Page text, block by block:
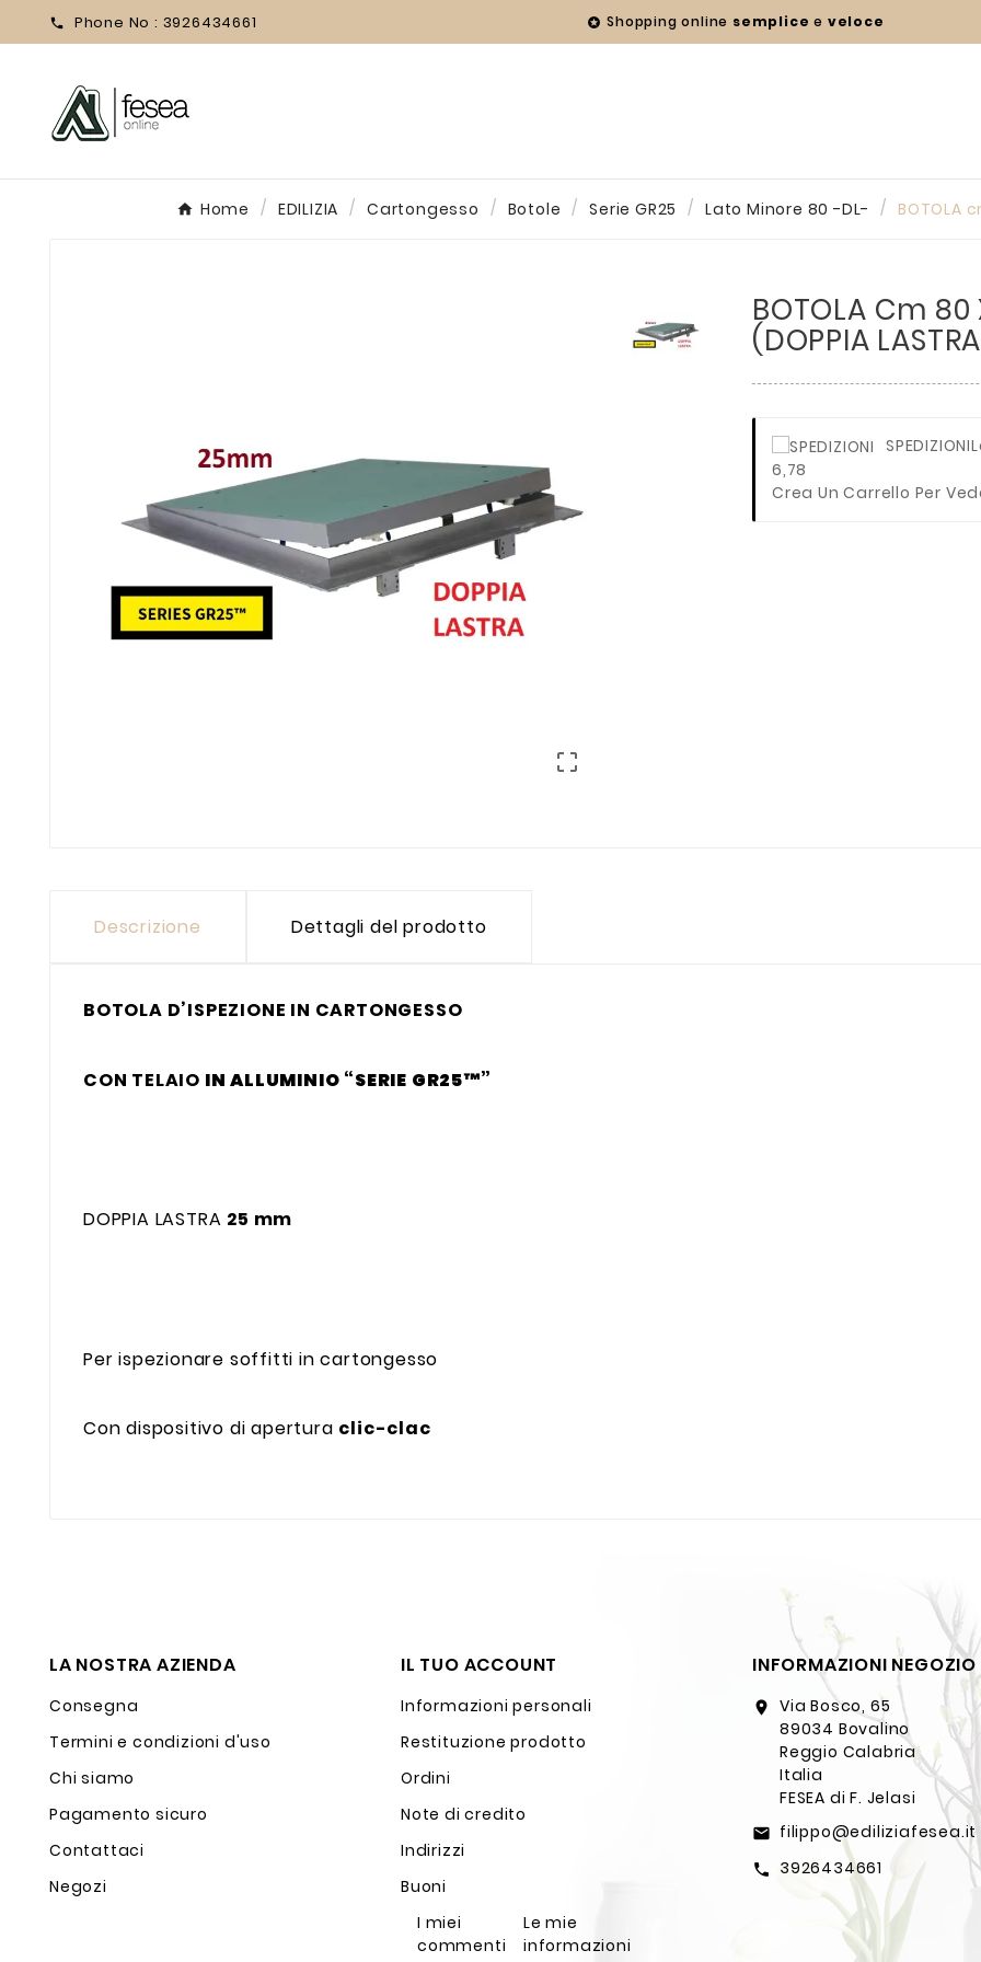
 Phone No : 3926434661  Shopping online semplice e veloce
Home EDILIZIA Cartongesso Botole Serie GR25 Lato Minore 80 -DL- BOTOLA

BOTOLA Cm 80
(DOPPIA
SPEDIZIONI
6,78
Crea Un Carrello Per
Descrizione Dettagli del prodotto
BOTOLA D’ISPEZIONE IN CARTONGESSO
CON TELAIO IN ALLUMINIO “SERIE GR25™”
DOPPIA LASTRA 25 mm
Per ispezionare soffitti in cartongesso
Con dispositivo di apertura clic-clac
LA NOSTRA AZIENDA
Consegna
Termini e condizioni d'uso
Chi siamo
Pagamento sicuro
Contattaci
Negozi
IL TUO ACCOUNT
Informazioni personali
Restituzione prodotto
Ordini
Note di credito
Indirizzi
Buoni
I miei
commenti
Le mie
informazioni
INFORMAZIONI NEGOZIO
location_on
Via Bosco, 65
89034 Bovalino
Reggio Calabria
Italia
FESEA di F. Jelasi
email filippo@ediliziafesea.it
call 3926434661